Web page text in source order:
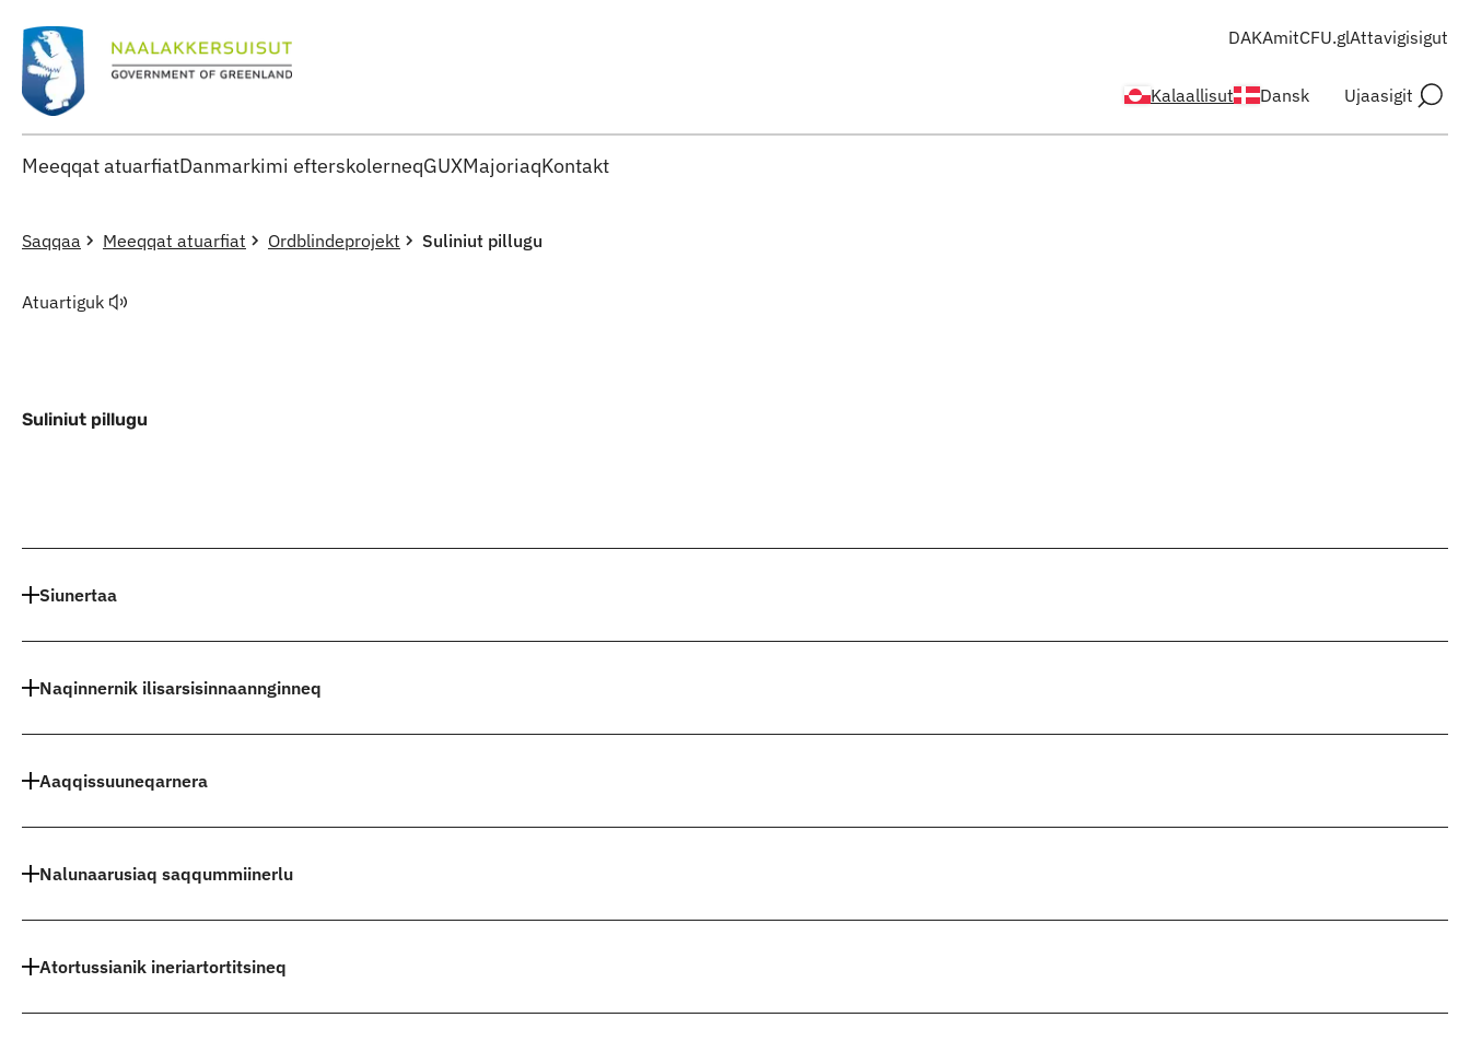
Kalaallisut Dansk Ujaasigit
DAKAmitCFU.glAttavigisigut
Meeqqat atuarfiatDanmarkimi efterskolerneqGUXMajoriaqKontakt
Saqqaa Meeqqat atuarfiat Ordblindeprojekt Suliniut pillugu
Atuartiguk
Suliniut pillugu
Siunertaa
Naqinnernik ilisarsisinnaannginneq
Aaqqissuuneqarnera
Nalunaarusiaq saqqummiinerlu
Atortussianik ineriartortitsineq